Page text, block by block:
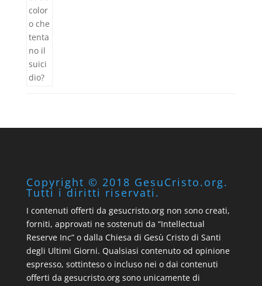
Copyright © 2018 GesuCristo.org.
Tutti i diritti riservati.
I contenuti offerti da gesucristo.org non sono creati,
forniti, approvati ne sostenuti da “Intellectual
Reserve Inc” o dalla Chiesa di Gesù Cristo di Santi
degli Ultimi Giorni. Qualsiasi contenuto od opinione
espresso, sottinteso o incluso nei o dai contenuti
offerti da gesucristo.org sono unicamente di